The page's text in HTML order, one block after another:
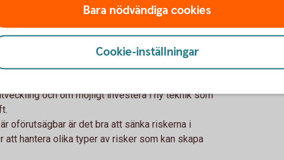
går att göra? Kan du hitta andra, mer
det för förhandlingsmöjligheter med dina
och prissättning?
dina kunder och leverantörer. Hur påverkas de av
en utdragen lågkonjunktur? Se till att inte göra dig
och om möjligt investera i ny teknik som
oförutsägbar är det bra att sänka riskerna i
att hantera olika typer av risker som kan skapa
Bara nödvändiga cookies
Cookie-inställningar